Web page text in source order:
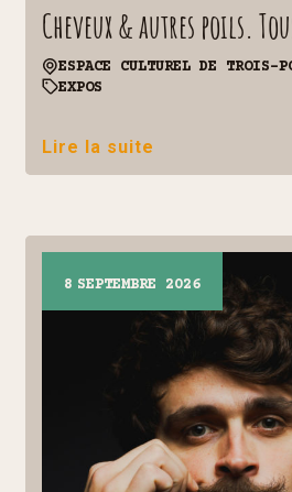
Cheveux & autres poils.
ESPACE CULTUREL DE TROIS-
EXPOS
Lire la suite
8 SEPTEMBRE 2026